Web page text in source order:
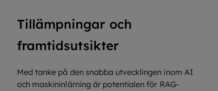
Tillämpningar och
framtidsutsikter
Med tanke på den snabba utvecklingen inom AI
och maskininlärning är potentialen för RAG-